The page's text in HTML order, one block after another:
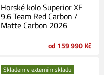
Horské kolo Superior XF
9.6 Team Red Carbon /
Matte Carbon 2026
od 159 990 Kč
Skladem v externím skladu